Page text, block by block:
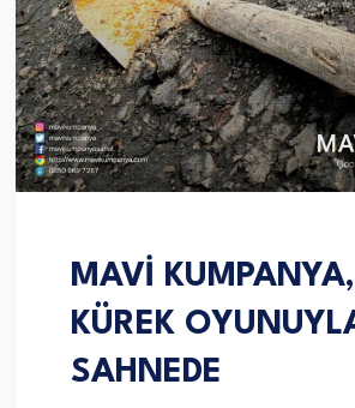
MAVİ KUMPANYA,
KÜREK
SAHNEDE